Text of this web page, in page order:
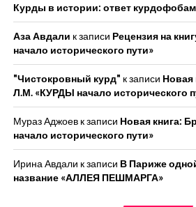
Курды в истории: ответ курдофобам
Аза Авдали к записи Рецензия на
начало исторического пути»
"Чистокровный курд" к записи Новая
Л.М. «КУРДЫ начало исторического
Мураз Аджоевк записи Новая книга:
начало исторического пути»
Ирина Авдали к записи В Париже
название «АЛЛЕЯ ПЕШМАРГА»